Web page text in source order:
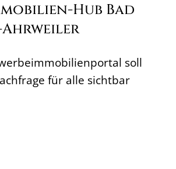
Hub Bad
Ahrweiler
soll
für alle sichtbar